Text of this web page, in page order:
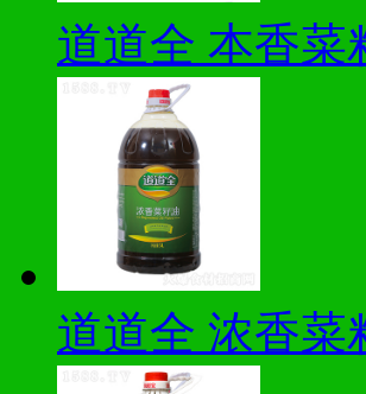
道道全 本香菜
道道全 浓香菜